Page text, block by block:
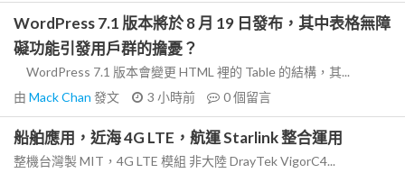
WordPress 7.1 版本將於 8 月 19 日發布，其中表格無障
礙功能引發用戶群的擔憂？
WordPress 7.1 版本會變更 HTML 裡的 Table 的結構，其...
由 Mack Chan 發文 3 小時前 0個留言
船舶應用，近海 4G LTE，航運 Starlink 整合運用
整機台灣製 MIT，4G LTE 模組 非大陸 DrayTek VigorC4...